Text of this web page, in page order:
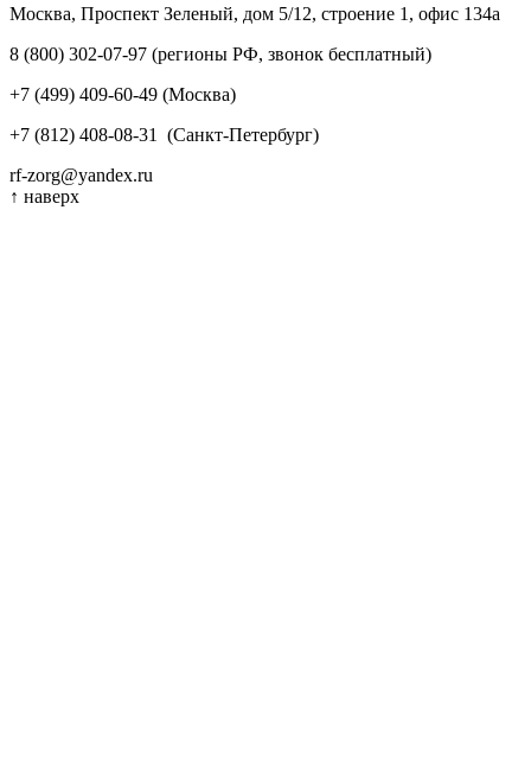
Москва, Проспект Зеленый, дом 5/12, строение 1, офис 134а
8 (800) 302-07-97 (регионы РФ, звонок бесплатный)
+7 (499) 409-60-49 (Москва)
+7 (812) 408-08-31 (Санкт-Петербург)
rf-zorg@yandex.ru
↑ наверх